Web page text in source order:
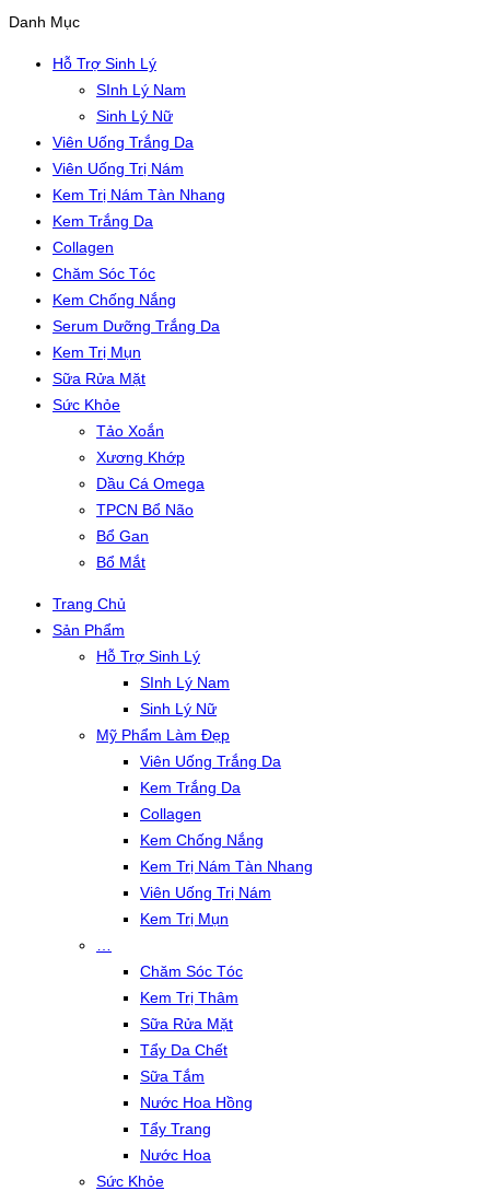
Danh Mục
Hỗ Trợ Sinh Lý
SInh Lý Nam
Sinh Lý Nữ
Viên Uống Trắng Da
Viên Uống Trị Nám
Kem Trị Nám Tàn Nhang
Kem Trắng Da
Collagen
Chăm Sóc Tóc
Kem Chống Nắng
Serum Dưỡng Trắng Da
Kem Trị Mụn
Sữa Rửa Mặt
Sức Khỏe
Tảo Xoắn
Xương Khớp
Dầu Cá Omega
TPCN Bổ Não
Bổ Gan
Bổ Mắt
Trang Chủ
Sản Phẩm
Hỗ Trợ Sinh Lý
SInh Lý Nam
Sinh Lý Nữ
Mỹ Phẩm Làm Đẹp
Viên Uống Trắng Da
Kem Trắng Da
Collagen
Kem Chống Nắng
Kem Trị Nám Tàn Nhang
Viên Uống Trị Nám
Kem Trị Mụn
Chăm Sóc Tóc
Kem Trị Thâm
Sữa Rửa Mặt
Tẩy Da Chết
Sữa Tắm
Nước Hoa Hồng
Tẩy Trang
Nước Hoa
Sức Khỏe